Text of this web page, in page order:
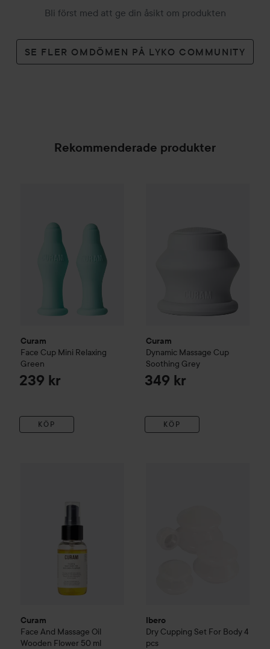
Bli först med att ge din åsikt om produkten
SE FLER OMDÖMEN PÅ LYKO COMMUNITY
Rekommenderade produkter
Curam
Face Cup Mini Relaxing
Green
239 kr
KÖP
Curam
Dynamic Massage Cup
Soothing Grey
349 kr
KÖP
Curam
Face And Massage Oil
Wooden Flower 50 ml
Ibero
Dry Cupping Set For Body 4
pcs